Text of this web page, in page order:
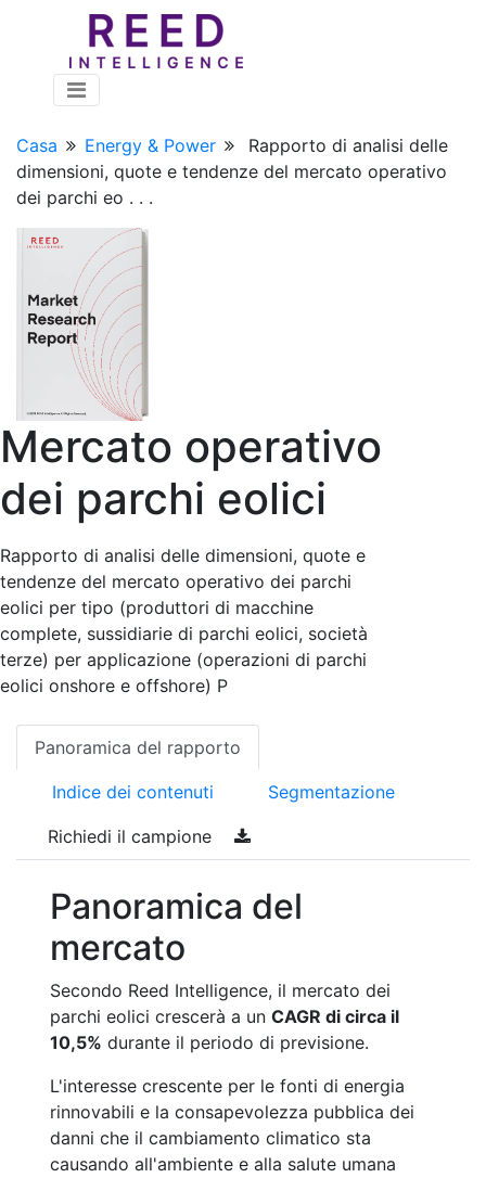
Casa Energy & Power
Rapporto di analisi delle
dimensioni, quote e tendenze del mercato operativo
dei parchi eo . . .
Mercato operativo
dei parchi eolici
Rapporto di analisi delle dimensioni, quote e
tendenze del mercato operativo dei parchi
eolici per tipo (produttori di macchine
complete, sussidiarie di parchi eolici, società
terze) per applicazione (operazioni di parchi
eolici onshore e offshore) P
Panoramica del rapporto
Indice dei contenuti Segmentazione
Richiedi il campione
Panoramica del
mercato
Secondo Reed Intelligence, il mercato dei
parchi eolici crescerà a un CAGR di circa il
10,5% durante il periodo di previsione.
L'interesse crescente per le fonti di energia
rinnovabili e la consapevolezza pubblica dei
danni che il cambiamento climatico sta
causando all'ambiente e alla salute umana